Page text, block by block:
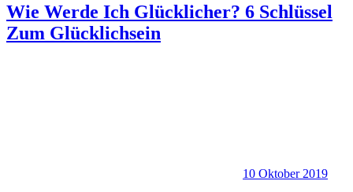
Wie Werde Ich Glücklicher? 6 Schlüssel
Zum Glücklichsein
10 Oktober 2019